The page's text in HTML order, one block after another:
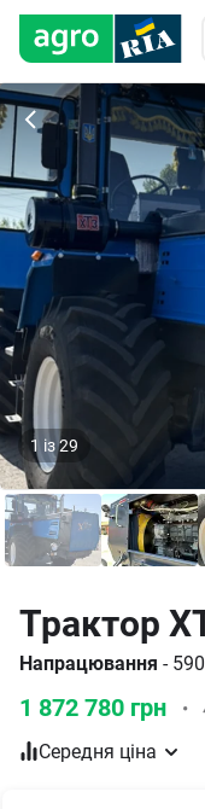
1 із29
Трактор
Напрацювання -
1 872 780 грн •
Середня ціна